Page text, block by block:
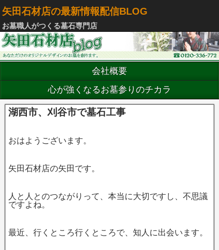
矢田石材店の最新情報配信BLOG
お墓職人がつくる墓石専門店
会社概要
心が強くなるお墓参りのチカラ
湖西市、刈谷市で墓石工事
おはようございます。
矢田石材店の矢田です。
人と人とのつながりって、本当に大切ですし、不思議
ですよね。
最近、行くところ行くところで、知人に出会います。